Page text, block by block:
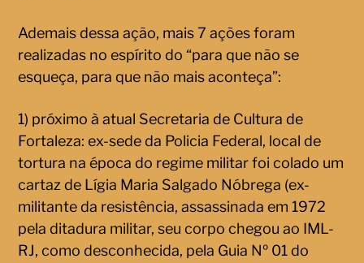
Ademais dessa ação, mais 7 ações foram
realizadas no espírito do “para que não se
esqueça, para que não mais aconteça”:
1) próximo à atual Secretaria de Cultura de
Fortaleza: ex-sede da Policia Federal, local de
tortura na época do regime militar foi colado um
cartaz de Lígia Maria Salgado Nóbrega (ex-
militante da resistência, assassinada em 1972
pela ditadura militar, seu corpo chegou ao IML-
RJ, como desconhecida, pela Guia Nº 01 do